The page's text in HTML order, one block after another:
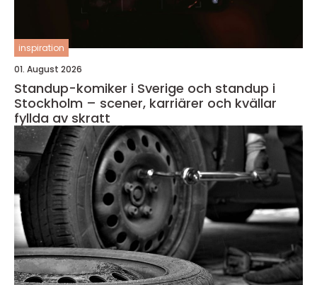
inspiration
01. August 2026
Standup-komiker i Sverige och standup i
Stockholm – scener, karriärer och kvällar
fyllda av skratt